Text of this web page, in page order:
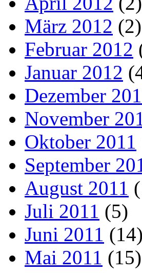
März 2012 (2)
Februar 2012
Januar 2012
Dezember
November
Oktober 2011
September
August 2011
Juli 2011 (5)
Juni 2011 (14)
Mai 2011 (15)